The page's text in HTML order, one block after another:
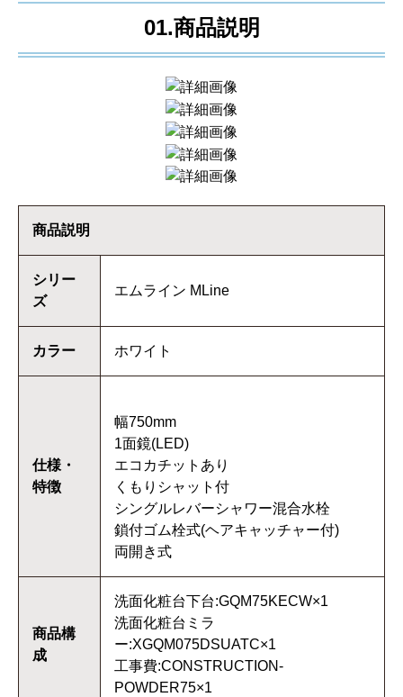
01.商品説明
商品説明
シリー
ズ
エムライン MLine
カラー ホワイト
仕様・
特徴
幅750mm
1面鏡(LED)
エコカチットあり
くもりシャット付
シングルレバーシャワー混合水栓
鎖付ゴム栓式(ヘアキャッチャー付)
両開き式
商品構
成
洗面化粧台下台:GQM75KECW×1
洗面化粧台ミラ
ー:XGQM075DSUATC×1
工事費:CONSTRUCTION-
POWDER75×1